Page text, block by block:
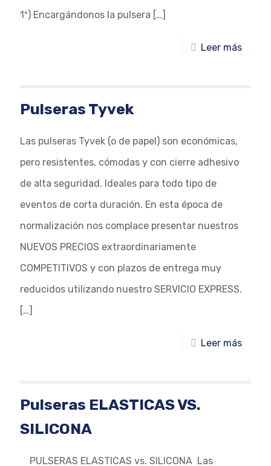
1º) Encargándonos la pulsera […]
Leer más
Pulseras Tyvek
Las pulseras Tyvek (o de papel) son económicas,
pero resistentes, cómodas y con cierre adhesivo
de alta seguridad. Ideales para todo tipo de
eventos de corta duración. En esta época de
normalización nos complace presentar nuestros
NUEVOS PRECIOS extraordinariamente
COMPETITIVOS y con plazos de entrega muy
reducidos utilizando nuestro SERVICIO EXPRESS.
[…]
Leer más
Pulseras ELASTICAS VS.
SILICONA
PULSERAS ELASTICAS vs. SILICONA Las